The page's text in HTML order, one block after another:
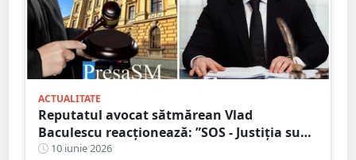
ACTUALITATE
Reputatul avocat sătmărean Vlad
Baculescu reacționează: ”SOS - Justiția sub
asediu”
10 iunie 2026